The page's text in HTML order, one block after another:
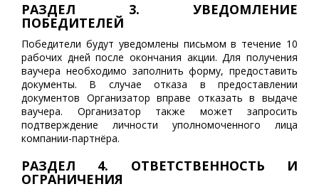
РАЗДЕЛ 3. УВЕДОМЛЕНИЕ
ПОБЕДИТЕЛЕЙ
Победители будут уведомлены письмом в течение 10
рабочих дней после окончания акции. Для получения
ваучера необходимо заполнить форму, предоставить
документы. В случае отказа в предоставлении
документов Организатор вправе отказать в выдаче
ваучера. Организатор также может запросить
подтверждение личности уполномоченного лица
компании-партнёра.
РАЗДЕЛ 4. ОТВЕТСТВЕННОСТЬ И
ОГРАНИЧЕНИЯ